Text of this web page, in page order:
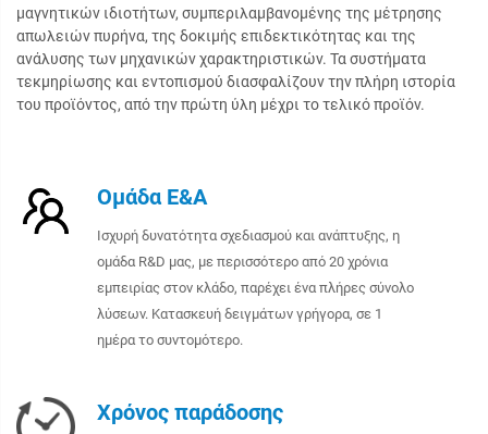
μαγνητικών ιδιοτήτων, συμπεριλαμβανομένης της μέτρησης
απωλειών πυρήνα, της δοκιμής επιδεκτικότητας και της
ανάλυσης των μηχανικών χαρακτηριστικών. Τα συστήματα
τεκμηρίωσης και εντοπισμού διασφαλίζουν την πλήρη ιστορία
του προϊόντος, από την πρώτη ύλη μέχρι το τελικό προϊόν.
Ομάδα Ε&Α
Ισχυρή δυνατότητα σχεδιασμού και ανάπτυξης, η
ομάδα R&D μας, με περισσότερο από 20 χρόνια
εμπειρίας στον κλάδο, παρέχει ένα πλήρες σύνολο
λύσεων. Κατασκευή δειγμάτων γρήγορα, σε 1
ημέρα το συντομότερο.
Χρόνος παράδοσης